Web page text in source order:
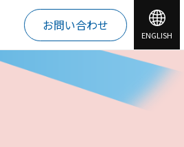
お問い合わせ
ENGLISH